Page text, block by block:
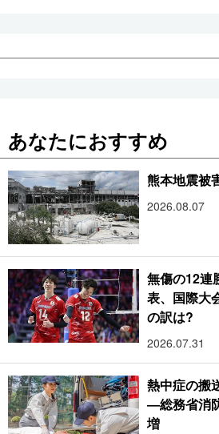
あなたにおすすめ
熊本地震被
2026.08.07
無傷の12連
表、国際大
の訳は?
2026.07.31
熱中症の搬
―総務省消
増